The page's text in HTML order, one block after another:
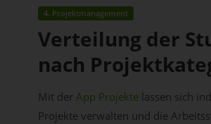
4. Projektmanagement
Verteilung der
nach
Mit der App Projektelassen sich
Projekte verwalten und die